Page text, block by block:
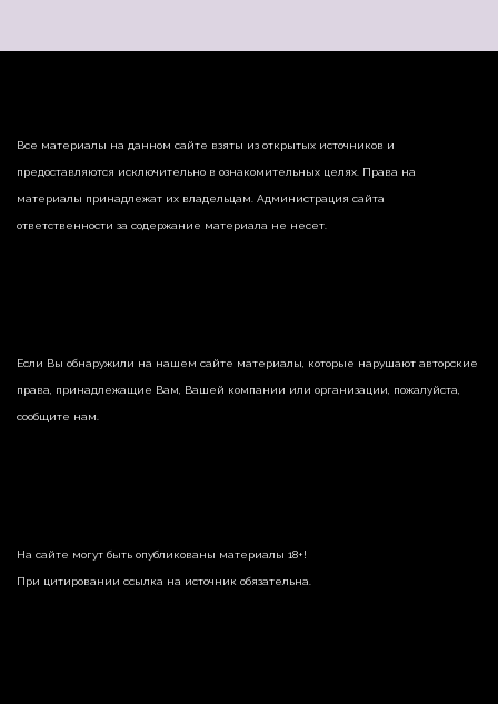
Все материалы на данном сайте взяты из открытых источников и
предоставляются исключительно в ознакомительных целях. Права на
материалы принадлежат их владельцам. Администрация сайта
ответственности за содержание материала не несет.
Если Вы обнаружили на нашем сайте материалы, которые нарушают авторские
права, принадлежащие Вам, Вашей компании или организации, пожалуйста,
сообщите нам.
На сайте могут быть опубликованы материалы 18+!
При цитировании ссылка на источник обязательна.